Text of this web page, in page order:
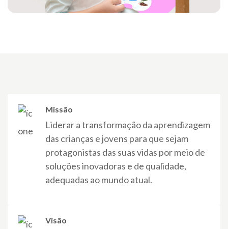
Missão
Liderar a transformação da aprendizagem
das crianças e jovens para que sejam
protagonistas das suas vidas por meio de
soluções inovadoras e de qualidade,
adequadas ao mundo atual.​
Visão